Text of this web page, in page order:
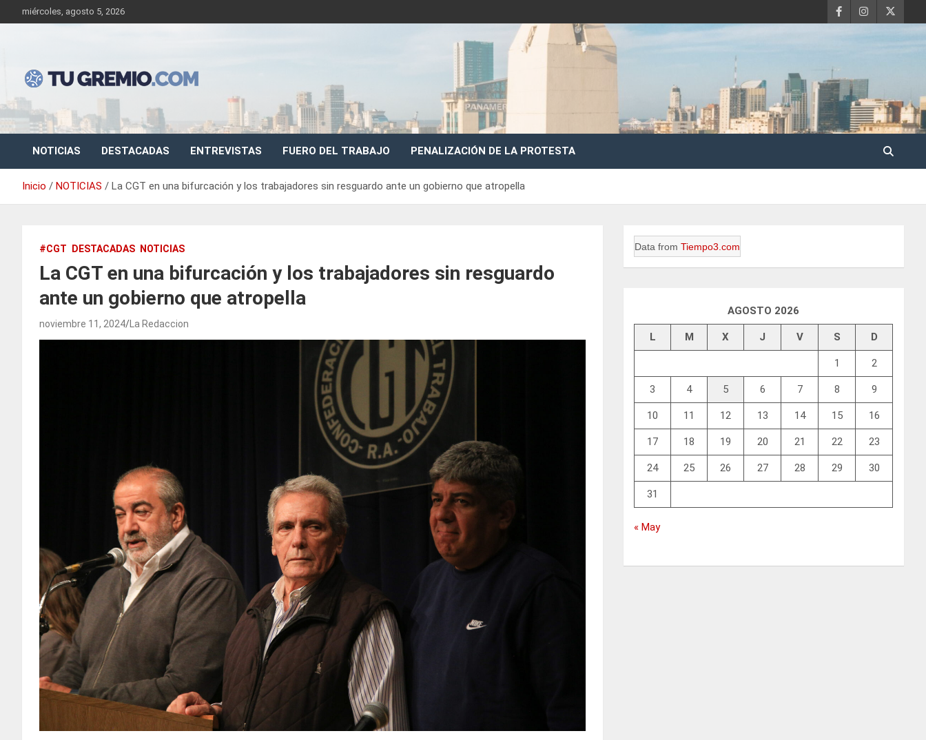
al
miércoles, agosto 5, 2026
Tu Gremio
Sitio de noticias gremiales – laborales
NOTICIAS DESTACADAS ENTREVISTAS FUERO DEL TRABAJO PENALIZACIÓN DE LA PROTESTA
Inicio NOTICIAS La CGT en una bifurcación y los trabajadores sin resguardo ante un gobierno que atropella
#CGT DESTACADAS NOTICIAS
La CGT en una bifurcación y los trabajadores sin resguardo
ante un gobierno que atropella
noviembre 11, 2024 La Redaccion
Data fromTiempo3.com
AGOSTO 2026
L M X J V S D
1 2
3 4 5 6 7 8 9
10 11 12 13 14 15 16
17 18 19 20 21 22 23
24 25 26 27 28 29 30
31
« May